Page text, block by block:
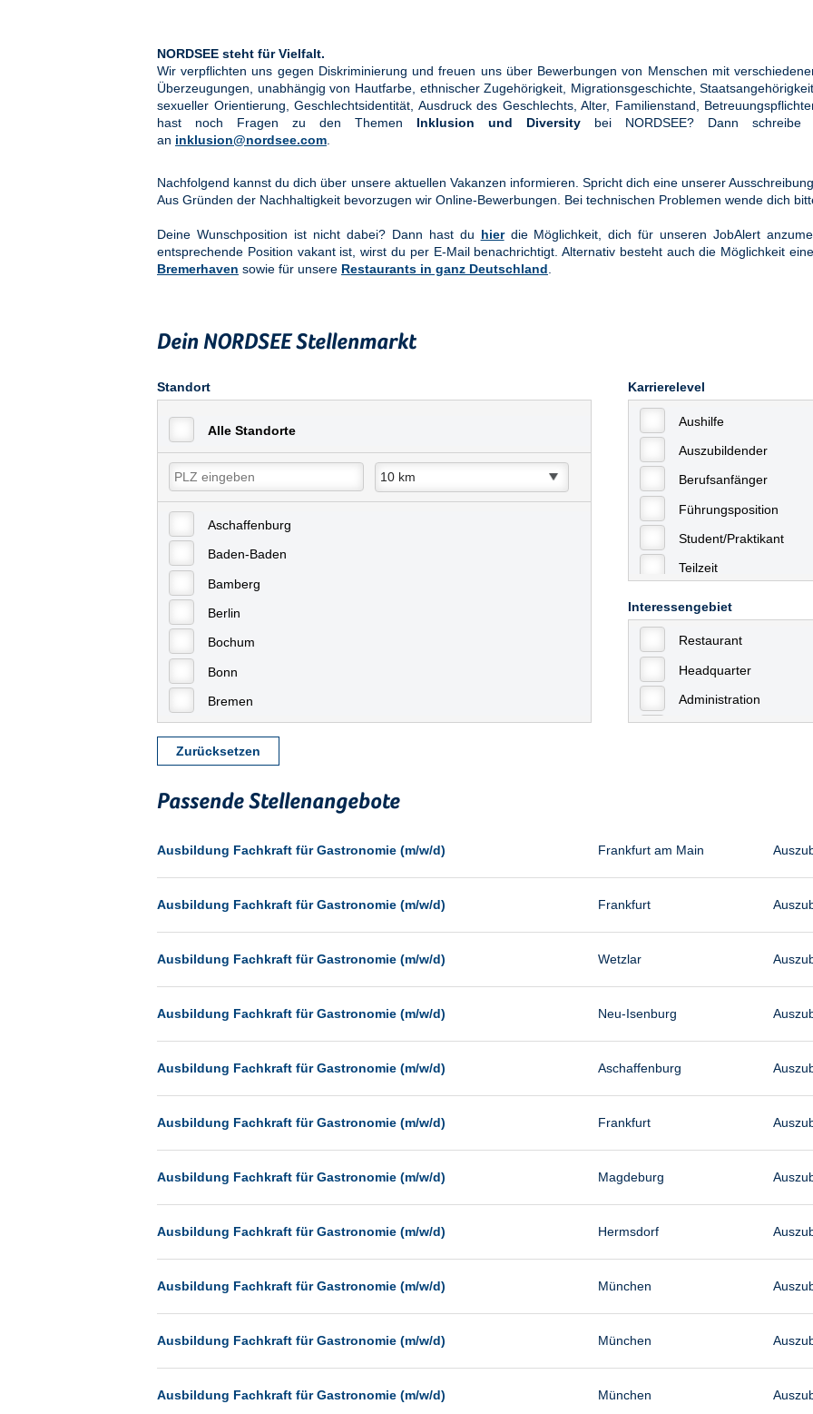
NORDSEE steht für Vielfalt.
Wir verpflichten uns gegen Diskriminierung und freuen uns über Bewerbungen von Menschen mit
Überzeugungen, unabhängig von Hautfarbe, ethnischer Zugehörigkeit, Migrationsgeschichte,
sexueller Orientierung, Geschlechtsidentität, Ausdruck des Geschlechts, Alter, Familienstand,
hast noch Fragen zu den Themen Inklusion und Diversity bei NORDSEE? Dann
an inklusion@nordsee.com
Nachfolgend kannst du dich über unsere aktuellen Vakanzen informieren. Spricht dich eine unserer
Aus Gründen der Nachhaltigkeit bevorzugen wir Online-Bewerbungen. Bei technischen Problemen wende dich
Deine Wunschposition ist nicht dabei? Dann hast du hierdie Möglichkeit, dich für unseren JobAlert
entsprechende Position vakant ist, wirst du per E-Mail benachrichtigt. Alternativ besteht auch die Möglichkeit
Bremerhaven sowie für unsere Restaurants in ganz Deutschland
Dein NORDSEE Stellenmarkt
Standort
Alle Standorte
Aschaffenburg
Baden-Baden
Bamberg
Berlin
Bochum
Bonn
Bremen
Celle
Chemnitz
Dresden
Düsseldorf
Erfurt
Essen
Frankfurt
Freiburg
Hamburg
Hannover
Heilbronn
Hermsdorf
Hildesheim
Ingolstadt
Kassel
Landau
Karrierelevel
Aushilfe
Auszubildender
Berufsanfänger
Führungsposition
Student/Praktikant
Teilzeit
Interessengebiet
Restaurant
Headquarter
Administration
Sonstiges
Vertrieb
Zurücksetzen
Passende Stellenangebote
Ausbildung Fachkraft für Gastronomie (m/w/d) Frankfurt am Main
Ausbildung Fachkraft für Gastronomie (m/w/d) Frankfurt
Ausbildung Fachkraft für Gastronomie (m/w/d) Wetzlar
Ausbildung Fachkraft für Gastronomie (m/w/d) Neu-Isenburg
Ausbildung Fachkraft für Gastronomie (m/w/d) Aschaffenburg
Ausbildung Fachkraft für Gastronomie (m/w/d) Frankfurt
Ausbildung Fachkraft für Gastronomie (m/w/d) Magdeburg
Ausbildung Fachkraft für Gastronomie (m/w/d) Hermsdorf
Ausbildung Fachkraft für Gastronomie (m/w/d) München
Ausbildung Fachkraft für Gastronomie (m/w/d) München
Ausbildung Fachkraft für Gastronomie (m/w/d) München